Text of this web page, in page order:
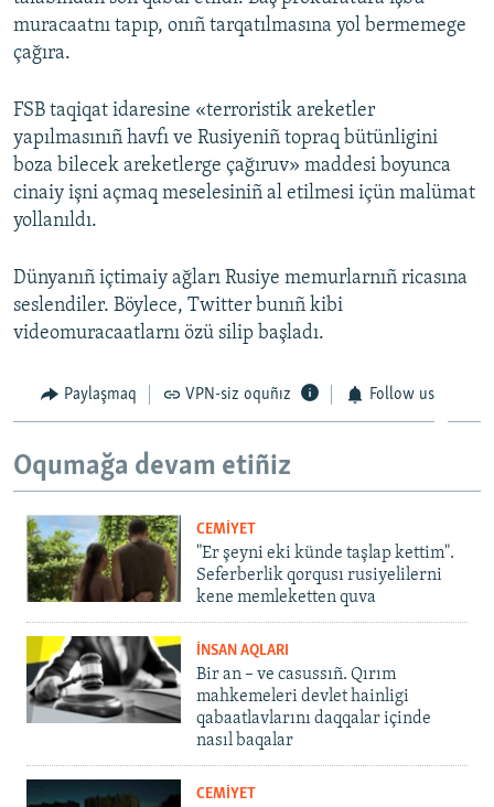
Русский
Українською
QOŞULIÑIZ!
RFE/RS bütün saytları
muracaatnı tapıp, onıñ tarqatılmasına yol bermemege
çağıra.
FSB taqiqat idaresine «terroristik areketler
yapılmasınıñ havfı ve Rusiyeniñ topraq bütünligini
boza bilecek areketlerge çağıruv» maddesi boyunca
cinaiy işni açmaq meselesiniñ al etilmesi içün malümat
yollanıldı.
Dünyanıñ içtimaiy ağları Rusiye memurlarnıñ ricasına
seslendiler. Böylece, Twitter bunıñ kibi
videomuracaatlarnı özü silip başladı.
Paylaşmaq VPN-siz oquñız Follow us
Oqumağa devam etiñiz
CEMİYET
"Er şeyni eki künde taşlap kettim".
Seferberlik qorqusı rusiyelilerni
kene memleketten quva
İNSAN AQLARI
Bir an – ve casussıñ. Qırım
mahkemeleri devlet hainligi
qabaatlavlarını daqqalar içinde
nasıl baqalar
CEMİYET